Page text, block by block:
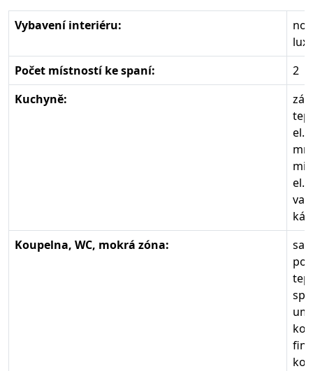
Vybavení interiéru:
Počet místností ke spaní:
2
Kuchyně:
el.
el.
Koupelna, WC, mokrá zóna: